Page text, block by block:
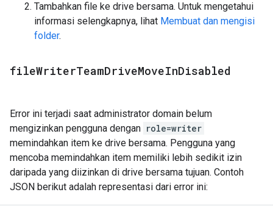
Tambahkan file ke drive bersama. Untuk mengetahui
informasi selengkapnya, lihat Membuat dan mengisi
folder.
fileWriterTeamDriveMoveInDisabled
Error ini terjadi saat administrator domain belum
mengizinkan pengguna dengan role=writer
memindahkan item ke drive bersama. Pengguna yang
mencoba memindahkan item memiliki lebih sedikit izin
daripada yang diizinkan di drive bersama tujuan. Contoh
JSON berikut adalah representasi dari error ini: